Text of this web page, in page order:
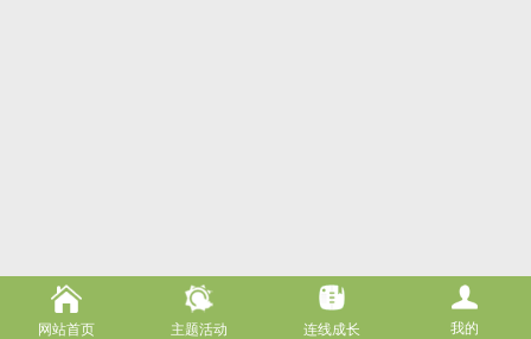
网站首页 主题活动 连线成长 我的